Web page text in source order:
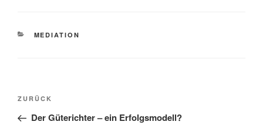
KATEGORIEN
MEDIATION
Beitragsnavigation
Vorheriger
Beitrag
ZURÜCK
Der Güterichter – ein Erfolgsmodell?